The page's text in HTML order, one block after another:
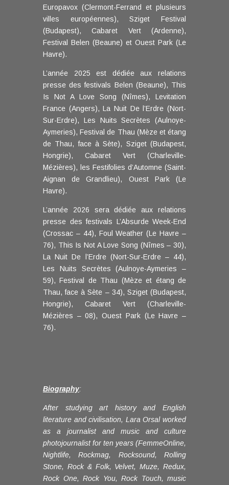
Europavox (Clermont-Ferrand et plusieurs
villes européennes), Sziget Festival
(Budapest), Cabaret Vert (Ardenne),
Festival Belen (Beaune) et Ouest Park (Le
Havre).
L’année 2025 est dédiée aux relations
presse des festivals Belen (Beaune), This
Is Not A Love Song (Nîmes), Levitation
France (Angers), La Nuit De l’Erdre (Nort-
Sur-Erdre), Les Nuits Secrètes (Aulnoye-
Aymeries), Festival de Thau (Mèze et étang
de Thau, face à Sète), Sziget (Budapest,
Hongrie), Cabaret Vert (Charleville-
Mézières), les Festifolies d’Automne (Saint-
Aignan de Grandlieu), Ouest Park (Le
Havre).
L’année 2026 sera dédiée aux relations
presse des festivals L’Absurde Week-End
(Crossac – 44), Foul Weather (Le Havre –
76), This Is Not A Love Song (Nîmes – 30),
La Nuit De l’Erdre (Nort-Sur-Erdre – 44),
Les Nuits Secrètes (Aulnoye-Aymeries –
59), Festival de Thau (Mèze et étang de
Thau, face à Sète – 34), Sziget (Budapest,
Hongrie), Cabaret Vert (Charleville-
Mézières – 08), Ouest Park (Le Havre –
76).
Biography:
After studying art history and English
literature and civilisation, Lara Orsal worked
as a journalist and music and culture
photojournalist for ten years (FemmeOnline,
Nightlife, Rockmag, Rocksound, Rolling
Stone, Rock & Folk, Velvet, Muze, Redux,
Rock One, Rock You, Rock Touch, music